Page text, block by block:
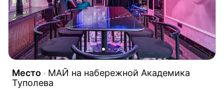
Место
МАЙ на набережной Академика
Туполева